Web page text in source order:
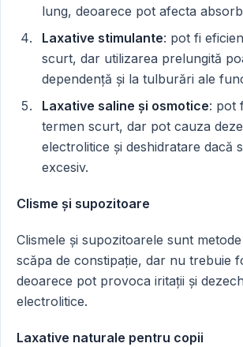
lung, deoarece pot afecta
Laxative stimulante: pot fi
scurt, dar utilizarea prelungită
dependență și la tulburări ale
Laxative saline și osmotice: pot
termen scurt, dar pot cauza
electrolitice și deshidratare dacă
excesiv.
Clisme și supozitoare
Clismele și supozitoarele sunt
scăpa de constipație, dar nu trebuie
deoarece pot provoca iritații și
electrolitice.
Laxative naturale pentru copii